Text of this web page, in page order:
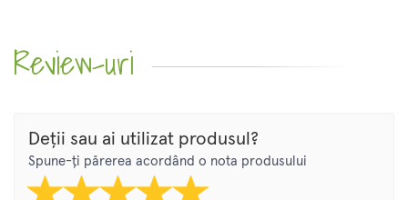
Review-uri
Deții sau ai utilizat produsul?
Spune-ți părerea acordând o nota produsului